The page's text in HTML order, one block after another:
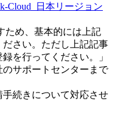
Cloud_日本リージョン
ため、基本的には上記
さい。ただし上記記事
を行ってください。」
サポートセンターまで
続きについて対応させ